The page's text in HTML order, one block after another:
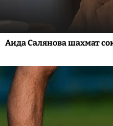
Аида Салянова шахмат